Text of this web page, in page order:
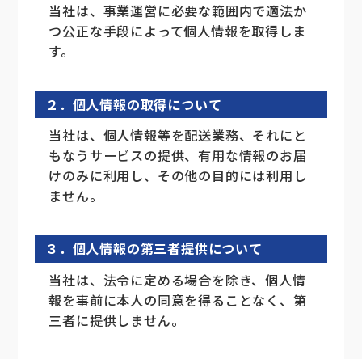
当社は、事業運営に必要な範囲内で適法か
つ公正な手段によって個人情報を取得しま
す。
２．個人情報の取得について
当社は、個人情報等を配送業務、それにと
もなうサービスの提供、有用な情報のお届
けのみに利用し、その他の目的には利用し
ません。
３．個人情報の第三者提供について
当社は、法令に定める場合を除き、個人情
報を事前に本人の同意を得ることなく、第
三者に提供しません。